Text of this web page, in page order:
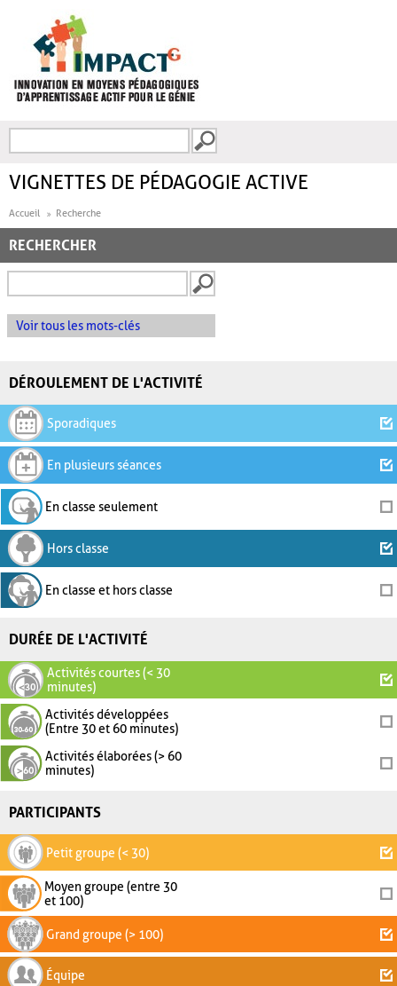
FORMULAIRE DE
VIGNETTES DE PÉDAGOGIE ACTIVE
Accueil Recherche
RECHERCHER
Voir tous les mots-clés
DÉROULEMENT DE L'ACTIVITÉ
Sporadiques
En plusieurs séances
En classe seulement
Hors classe
En classe et hors classe
DURÉE DE L'ACTIVITÉ
Activités courtes (< 30
minutes)
Activités développées
(Entre 30 et 60 minutes)
Activités élaborées (> 60
minutes)
PARTICIPANTS
Petit groupe (< 30)
Moyen groupe (entre 30
et 100)
Grand groupe (> 100)
Équipe